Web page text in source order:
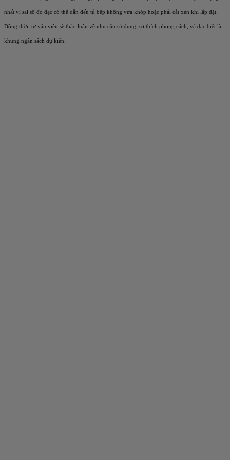
nhất vì sai số đo đạc có thể dẫn đến tủ bếp không vừa khớp hoặc phải cắt xén khi lắp đặt.
Đồng thời, tư vấn viên sẽ thảo luận về nhu cầu sử dụng, sở thích phong cách, và đặc biệt là
khung ngân sách dự kiến.